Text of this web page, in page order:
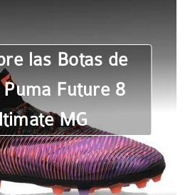
las Botas de
Future 8
MG